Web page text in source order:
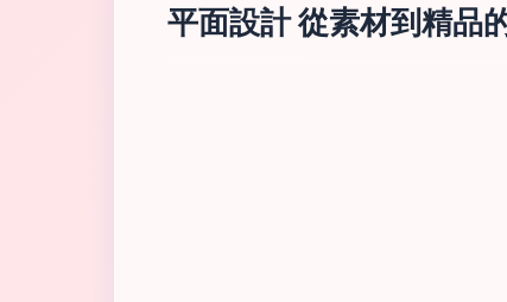
平面設計 從素材到精品